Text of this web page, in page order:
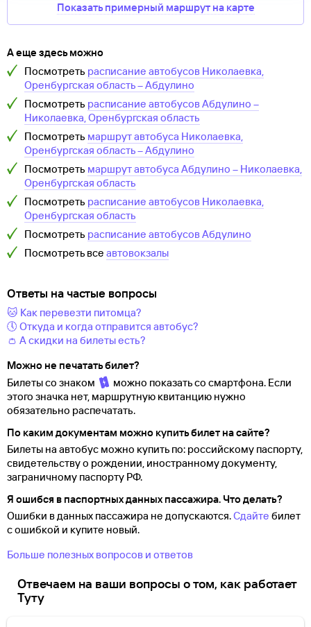
Показать примерный маршрут на карте
А еще здесь можно
Посмотреть расписание автобусов Николаевка,
Оренбургская область–Абдулино
Посмотреть расписание автобусовАбдулино –
Николаевка, Оренбургская область
Посмотреть маршрут автобуса Николаевка,
Оренбургская область–Абдулино
Посмотреть маршрут автобуса Абдулино – Николаевка,
Оренбургская область
Посмотреть расписание автобусов Николаевка,
Оренбургская область
Посмотреть расписание автобусовАбдулино
Посмотреть все автовокзалы
Ответы на частые вопросы
🐱 Как перевезти питомца?
🕔 Откуда и когда отправится автобус?
👛 А скидки на билеты есть?
Можно не печатать билет?
Билеты со знаком
можно показать со смартфона. Если
этого значка нет, маршрутную квитанцию нужно
обязательно распечатать.
По каким документам можно купить билет на сайте?
Билеты на автобус можно купить по: российскому паспорту,
свидетельству о рождении, иностранному документу,
заграничному паспорту РФ.
Я ошибся в паспортных данных пассажира. Что делать?
Ошибки в данных пассажира не допускаются.Сдайте билет
с ошибкой и купите новый.
Больше полезных вопросов и ответов
Отвечаем на ваши вопросы о том, как работает
Туту